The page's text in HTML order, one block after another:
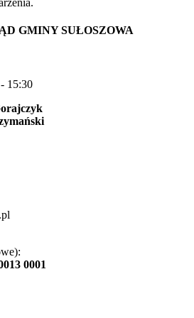
GMINY SUŁOSZOWA
15:30
0001